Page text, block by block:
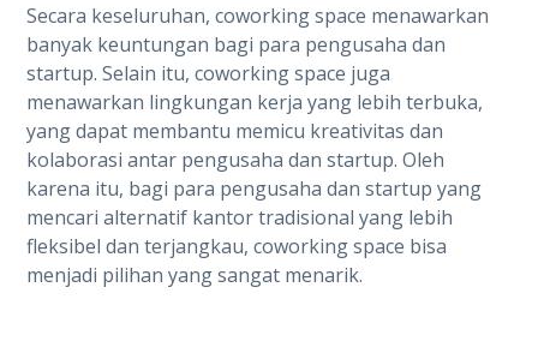
Secara keseluruhan, coworking space menawarkan
banyak keuntungan bagi para pengusaha dan
startup. Selain itu, coworking space juga
menawarkan lingkungan kerja yang lebih terbuka,
yang dapat membantu memicu kreativitas dan
kolaborasi antar pengusaha dan startup. Oleh
karena itu, bagi para pengusaha dan startup yang
mencari alternatif kantor tradisional yang lebih
fleksibel dan terjangkau, coworking space bisa
menjadi pilihan yang sangat menarik.